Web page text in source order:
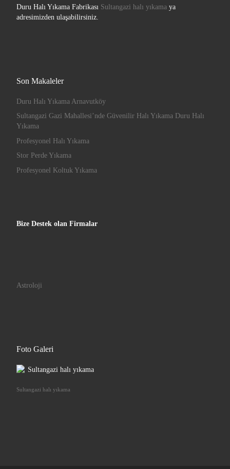
Duru Halı Yıkama Fabrikası Sultangazi halı yıkama ya
adresimizden ulaşabilirsiniz.
Son Makaleler
Duru Halı Yıkama Arnavutköy
Sultangazi Gazi Mahallesi’nde Güvenilir Halı Yıkama Duru Halı
Yıkama
Profesyonel Halı Yıkama
Stor Perde Yıkama
Profesyonel Koltuk Yıkama
Bize Destek olan Firmalar
Astroloji
Foto Galeri
Sultangazi halı yıkama